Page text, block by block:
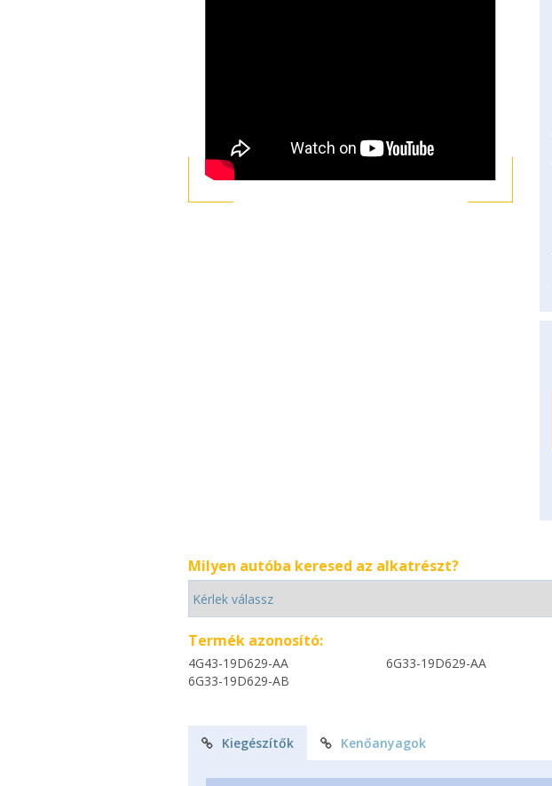
Milyen autóba keresed az alkatrészt?
Termék azonosító:
4G43-19D629-AA
6G33-19D629-AA
6G33-19D629-AB
Kiegészítők Kenőanyagok